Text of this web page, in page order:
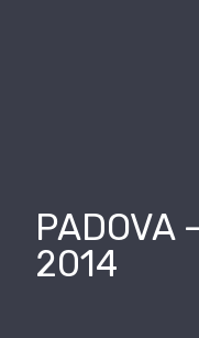
PADOVA
2014